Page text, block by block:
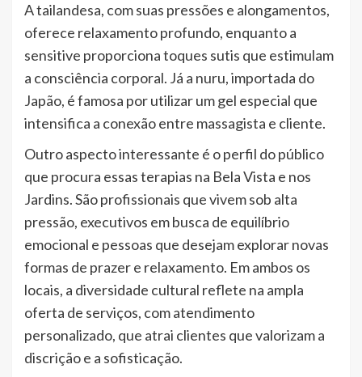
A tailandesa, com suas pressões e alongamentos,
oferece relaxamento profundo, enquanto a
sensitive proporciona toques sutis que estimulam
a consciência corporal. Já a nuru, importada do
Japão, é famosa por utilizar um gel especial que
intensifica a conexão entre massagista e cliente.
Outro aspecto interessante é o perfil do público
que procura essas terapias na Bela Vista e nos
Jardins. São profissionais que vivem sob alta
pressão, executivos em busca de equilíbrio
emocional e pessoas que desejam explorar novas
formas de prazer e relaxamento. Em ambos os
locais, a diversidade cultural reflete na ampla
oferta de serviços, com atendimento
personalizado, que atrai clientes que valorizam a
discrição e a sofisticação.